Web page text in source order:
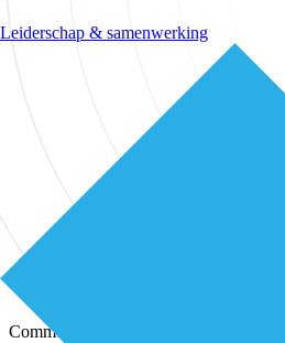
Leiderschap & samenwerking
Community